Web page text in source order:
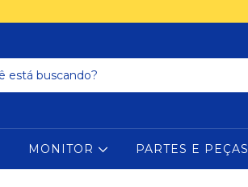
MONITOR PARTES E PEÇAS